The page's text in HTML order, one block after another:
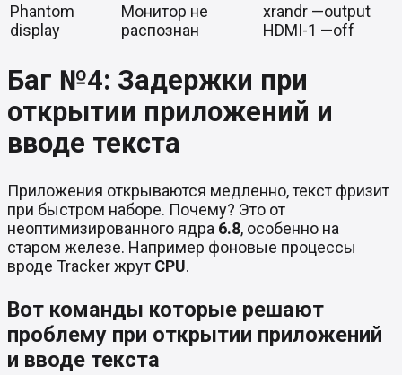
Phantom
display
Монитор не
распознан
xrandr —output
HDMI-1 —off
Баг №4: Задержки при
открытии приложений и
вводе текста
Приложения открываются медленно, текст фризит
при быстром наборе. Почему? Это от
неоптимизированного ядра 6.8, особенно на
старом железе. Например фоновые процессы
вроде Tracker жрут CPU.
Вот команды которые решают
проблему при открытии приложений
и вводе текста